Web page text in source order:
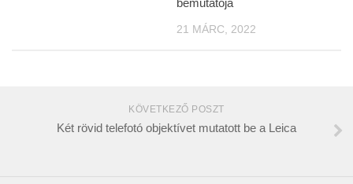
bemutatója
21 MÁRC, 2022
KÖVETKEZŐ POSZT
Két rövid telefotó objektívet mutatott be a Leica